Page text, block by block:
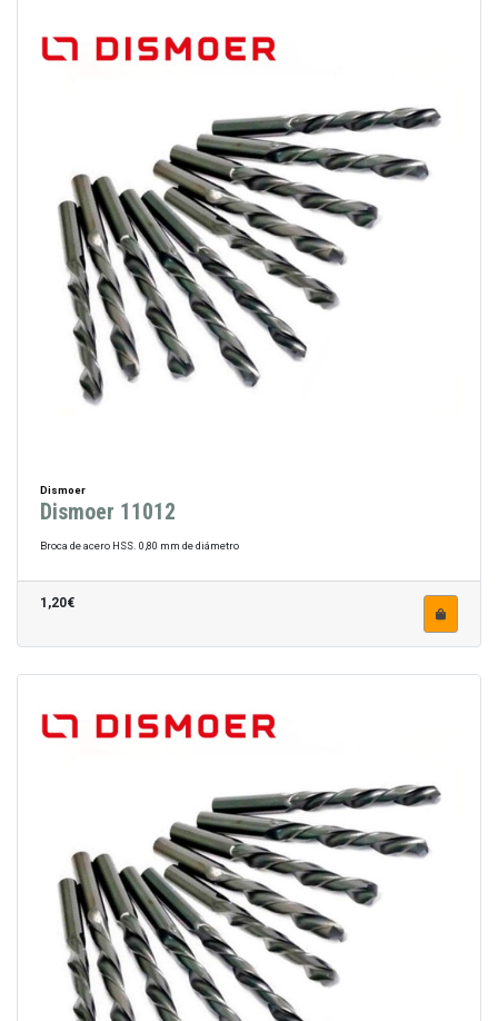
Dismoer
Dismoer 11012
Broca de acero HSS. 0,80 mm de diámetro
1,20€